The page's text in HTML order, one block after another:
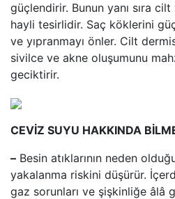
güçlendirir. Bunun yanı sıra
hayli tesirlidir. Saç köklerini
ve yıpranmayı önler. Cilt
sivilce ve akne oluşumunu
geciktirir.
CEVİZ SUYU HAKKINDA
– Besin atıklarının neden
yakalanma riskini düşürür.
gaz sorunları ve şişkinliğe âlâ